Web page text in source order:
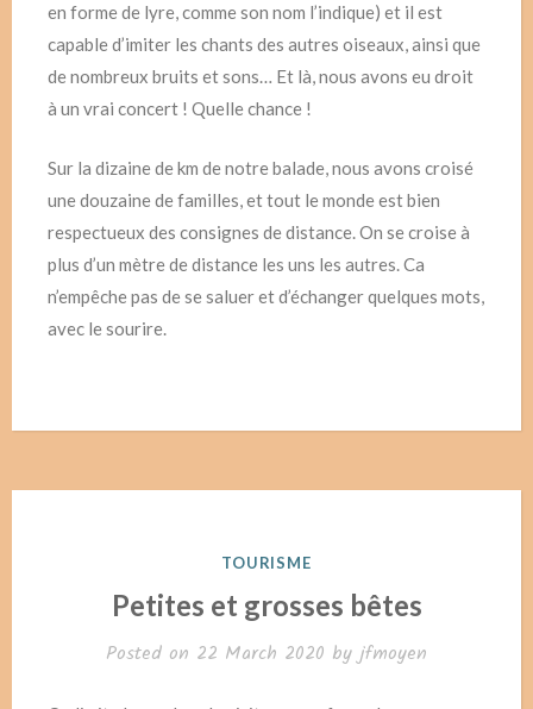
en forme de lyre, comme son nom l’indique) et il est
capable d’imiter les chants des autres oiseaux, ainsi que
de nombreux bruits et sons… Et là, nous avons eu droit
à un vrai concert ! Quelle chance !
Sur la dizaine de km de notre balade, nous avons croisé
une douzaine de familles, et tout le monde est bien
respectueux des consignes de distance. On se croise à
plus d’un mètre de distance les uns les autres. Ca
n’empêche pas de se saluer et d’échanger quelques mots,
avec le sourire.
POSTED
TOURISME
Petites et grosses bêtes
Posted on 22 March 2020 byjfmoyen